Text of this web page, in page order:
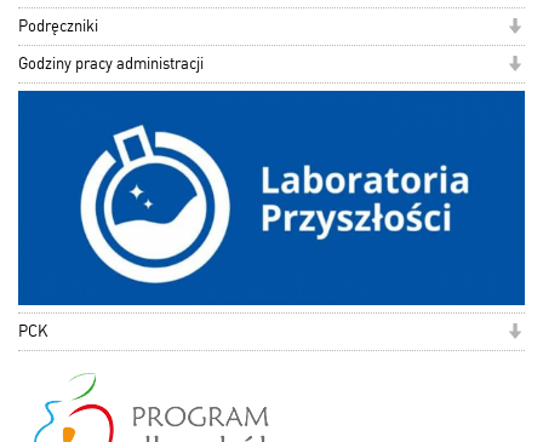
Podręczniki
Godziny pracy administracji
PCK